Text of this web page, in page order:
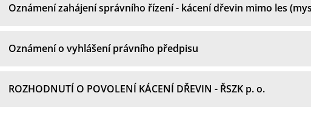
Oznámení zahájení správního řízení - kácení dřevin mimo les
Oznámení o vyhlášení právního předpisu
ROZHODNUTÍ O POVOLENÍ KÁCENÍ DŘEVIN - ŘSZK p. o.